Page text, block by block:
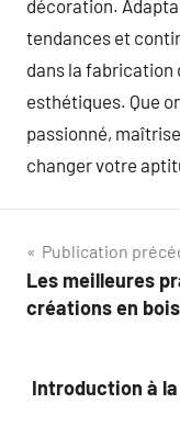
décoration.
tendances et
dans la fabrication
esthétiques. Que
passionné,
changer votre
Navigation
de
Publication
Les meilleures
créations en bois
Introduction à